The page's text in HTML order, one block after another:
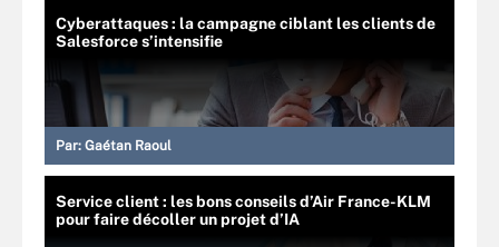
Cyberattaques : la campagne ciblant les clients de
Salesforce s’intensifie
Par: Gaétan Raoul
Service client : les bons conseils d’Air France-KLM
pour faire décoller un projet d’IA